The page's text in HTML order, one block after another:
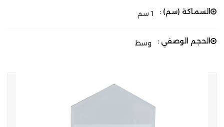
السماكة (سم) : 1 سم
الحجم الوصفي : وسط